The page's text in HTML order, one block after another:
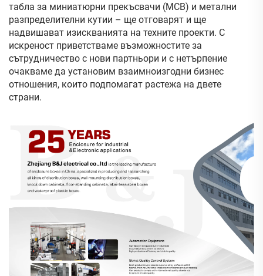
табла за миниатюрни прекъсвачи (MCB) и метални
разпределителни кутии – ще отговарят и ще
надвишават изискванията на техните проекти. С
искреност приветстваме възможностите за
сътрудничество с нови партньори и с нетърпение
очакваме да установим взаимноизгодни бизнес
отношения, които подпомагат растежа на двете
страни.